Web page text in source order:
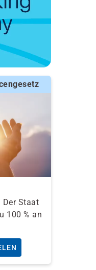
Der Staat
100 % an